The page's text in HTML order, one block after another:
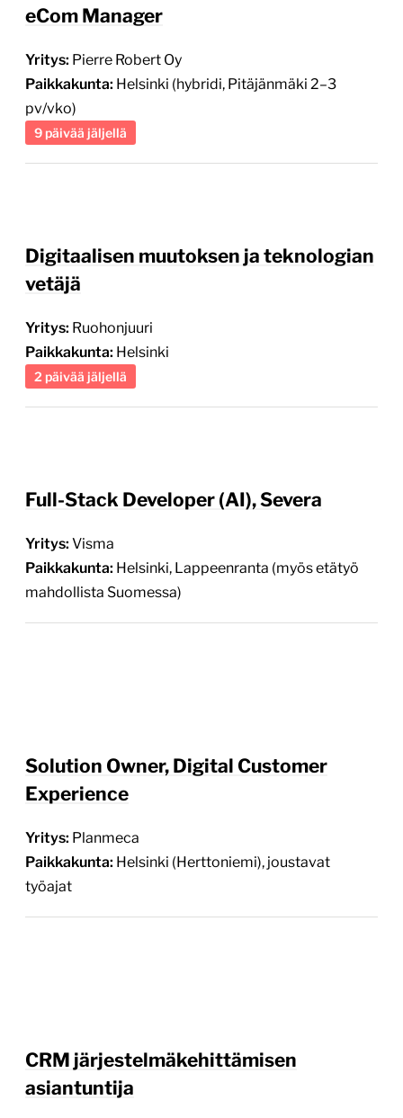
eCom Manager
Yritys: Pierre Robert Oy
Paikkakunta: Helsinki (hybridi, Pitäjänmäki 2–3
pv/vko)
9 päivää jäljellä
Digitaalisen muutoksen ja teknologian
vetäjä
Yritys: Ruohonjuuri
Paikkakunta: Helsinki
2 päivää jäljellä
Full-Stack Developer (AI), Severa
Yritys: Visma
Paikkakunta: Helsinki, Lappeenranta (myös etätyö
mahdollista Suomessa)
Yritys:Planmeca
työajat
Paikkakunta:Helsinki (osittainen
etätyömahdollisuus)